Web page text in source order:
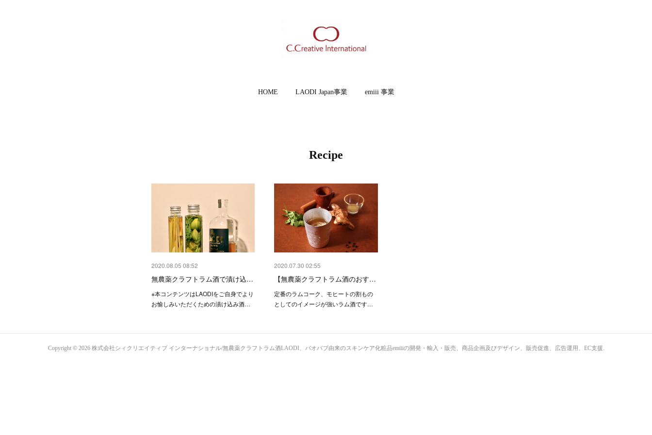
HOME LAODI Japan事業 emiii 事業
Recipe
2020.08.05 08:52
無農薬クラフトラム酒で漬け込…
※本コンテンツはLAODIをご自身でより
お愉しみいただくための漬け込み酒…
2020.07.30 02:55
【無農薬クラフトラム酒のおす…
定番のラムコーク、モヒートの割もの
としてのイメージが強いラム酒です…
Copyright © 2026 株式会社シィクリエイティブ インターナショナル/無農薬クラフトラム酒LAODI、バオバブ由来のスキンケア化粧品emiiiの開発・輸入・販売、商品企画及びデザイン、販売促進、広告運用、EC支援.